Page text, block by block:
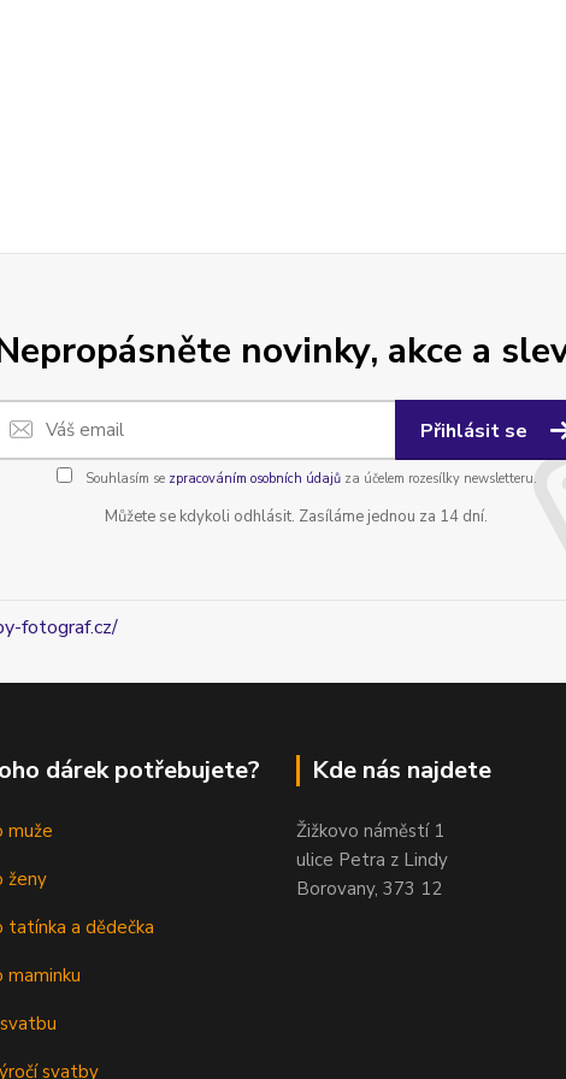
novinky, akce a
Přihlásit se
Souhlasím se zpracováním osobních údajůza účelem rozesílky newsletteru.
Můžete se kdykoli odhlásit. Zasíláme jednou za 14 dní.
fotograf.cz/
dárek potřebujete?
muže
ženy
tatínka a dědečka
maminku
svatby
Kde nás najdete
Žižkovo náměstí 1
ulice Petra z Lindy
Borovany, 373 12